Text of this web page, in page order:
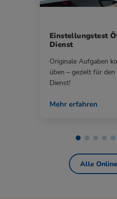
Einstellungstest
Dienst
Originale Aufgaben
üben – gezielt für
Dienst!
Mehr erfahren
Alle